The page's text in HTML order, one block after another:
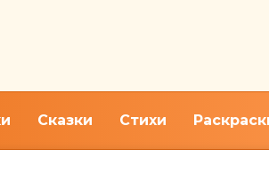
Сказки Стихи